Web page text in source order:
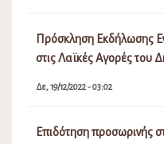
Πρόσκληση Εκδήλωσης
στις Λαϊκές Αγορές του
Δε, 19/12/2022 - 03:02
Επιδότηση προσωρινής